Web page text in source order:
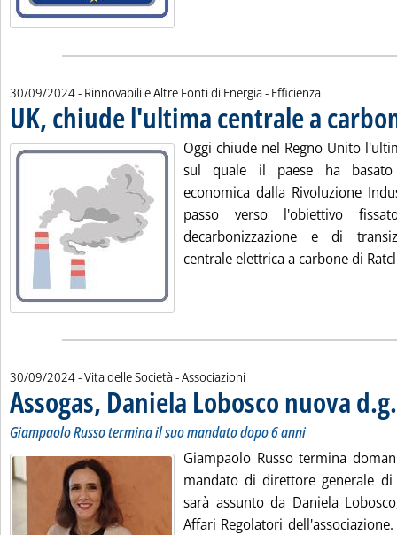
30/09/2024- Rinnovabili e Altre Fonti di Energia - Efficienza
UK, chiude l'ultima centrale a
Oggi chiude nel Regno Unito
sul quale il paese ha
economica dalla Rivoluzione
passo verso l'obiettivo
decarbonizzazione e di
centrale elettrica a carbone di
30/09/2024- Vita delle Società - Associazioni
Assogas, Daniela Lobosco nuova d.g.
Giampaolo Russo termina il suo mandato dopo 6 anni
Giampaolo Russo termina
mandato di direttore generale di
sarà assunto da Daniela
Affari Regolatori